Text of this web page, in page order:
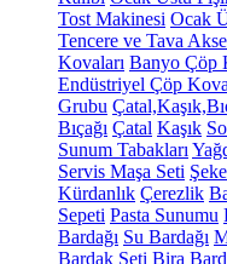
Tost Makinesi Ocak
Tencere ve Tava
Kovaları Banyo Çöp
Endüstriyel Çöp
Grubu
Bıçağı Çatal Kaşık
Sunum Tabakları
Servis Maşa Seti
Kürdanlık Çerezlik
Sepeti Pasta Sunumu
Bardağı Su Bardağı
Bardak Seti Bira